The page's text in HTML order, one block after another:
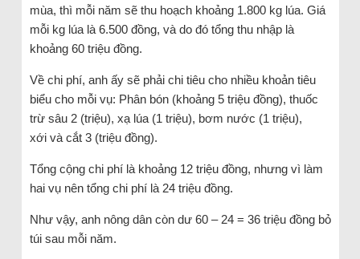
mùa, thì mỗi năm sẽ thu hoạch khoảng 1.800 kg lúa. Giá
mỗi kg lúa là 6.500 đồng, và do đó tổng thu nhập là
khoảng 60 triệu đồng.
Về chi phí, anh ấy sẽ phải chi tiêu cho nhiều khoản tiêu
biểu cho mỗi vụ: Phân bón (khoảng 5 triệu đồng), thuốc
trừ sâu 2 (triệu), xạ lúa (1 triệu), bơm nước (1 triệu),
xới và cắt 3 (triệu đồng).
Tổng cộng chi phí là khoảng 12 triệu đồng, nhưng vì làm
hai vụ nên tổng chi phí là 24 triệu đồng.
Như vậy, anh nông dân còn dư 60 – 24 = 36 triệu đồng bỏ
túi sau mỗi năm.